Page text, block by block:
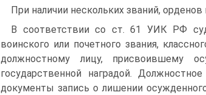
При наличии нескольких званий,
В соответствии со ст. 61 УИК РФ
воинского или почетного звания,
должностному лицу, присвоившему
государственной наградой.
документы запись о лишении